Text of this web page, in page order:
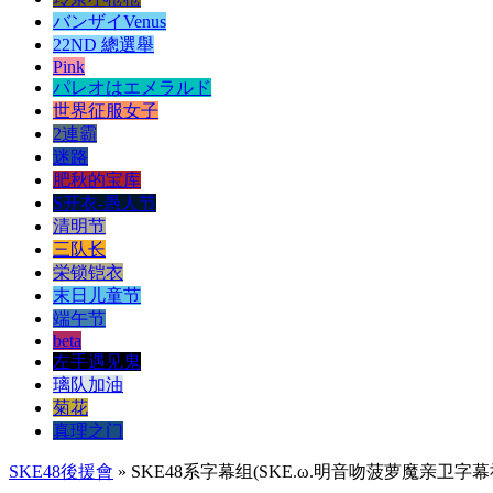
バンザイVenus
22ND 總選舉
Pink
パレオはエメラルド
世界征服女子
2連霸
迷路
肥秋的宝库
S开衣-愚人节
清明节
三队长
栄锁铠衣
末日儿童节
端午节
beta
左手遇见鬼
璃队加油
菊花
真理之门
SKE48後援會 » SKE48系字幕组(SKE.ω.明音吻菠萝魔亲卫字幕